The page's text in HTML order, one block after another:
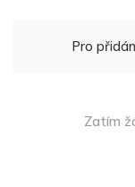
Pro
Zatím